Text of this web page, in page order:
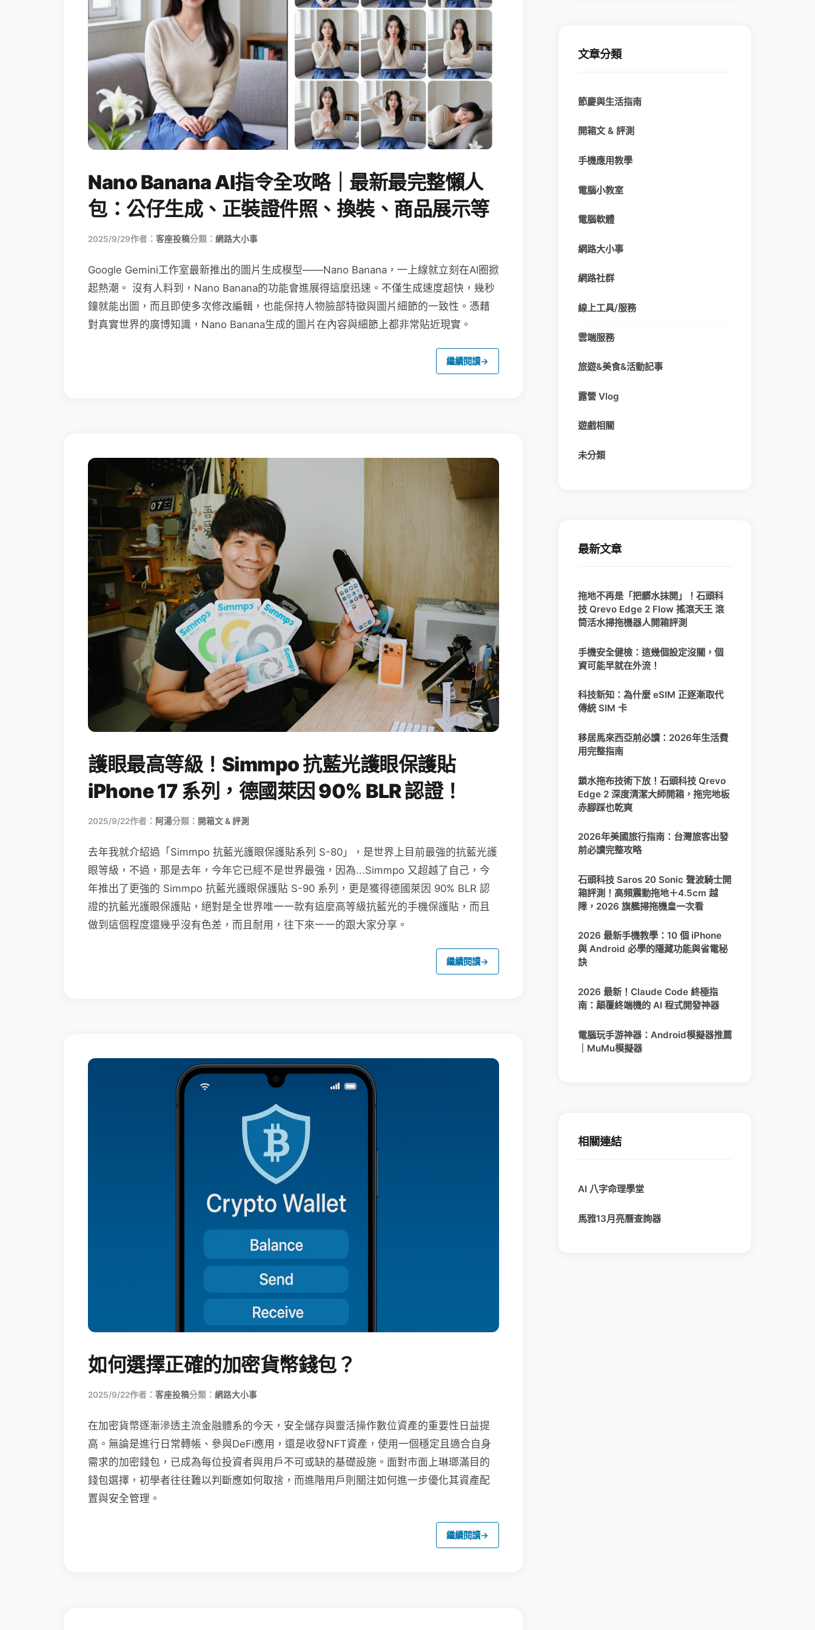
Nano Banana AI指令全攻略｜最新最完整懶人
包：公仔生成、正裝證件照、換裝、商品展示等
2025/9/29作者： 客座投稿分類： 網路大小事
Google Gemini工作室最新推出的圖片生成模型——Nano Banana，一上線就立刻在AI圈掀
起熱潮。 沒有人料到，Nano Banana的功能會進展得這麼迅速。不僅生成速度超快，幾秒
鐘就能出圖，而且即使多次修改編輯，也能保持人物臉部特徵與圖片細節的一致性。憑藉
對真實世界的廣博知識，Nano Banana生成的圖片在內容與細節上都非常貼近現實。
繼續閱讀→
護眼最高等級！Simmpo 抗藍光護眼保護貼
iPhone 17 系列，德國萊因 90% BLR 認證！
2025/9/22作者： 阿湯分類： 開箱文 & 評測
去年我就介紹過「Simmpo 抗藍光護眼保護貼系列 S-80」，是世界上目前最強的抗藍光護
眼等級，不過，那是去年，今年它已經不是世界最強，因為...Simmpo 又超越了自己，今
年推出了更強的 Simmpo 抗藍光護眼保護貼 S-90 系列，更是獲得德國萊因 90% BLR 認
證的抗藍光護眼保護貼，絕對是全世界唯一一款有這麼高等級抗藍光的手機保護貼，而且
做到這個程度還幾乎沒有色差，而且耐用，往下來一一的跟大家分享。
繼續閱讀→
如何選擇正確的加密貨幣錢包？
2025/9/22作者： 客座投稿分類： 網路大小事
在加密貨幣逐漸滲透主流金融體系的今天，安全儲存與靈活操作數位資產的重要性日益提
高。無論是進行日常轉帳、參與DeFi應用，還是收發NFT資產，使用一個穩定且適合自身
需求的加密錢包，已成為每位投資者與用戶不可或缺的基礎設施。面對市面上琳瑯滿目的
錢包選擇，初學者往往難以判斷應如何取捨，而進階用戶則關注如何進一步優化其資產配
置與安全管理。
繼續閱讀→
文章分類
節慶與生活指南
開箱文 & 評測
手機應用教學
電腦小教室
電腦軟體
網路大小事
網路社群
線上工具/服務
雲端服務
旅遊&美食&活動記事
露營 Vlog
遊戲相關
未分類
最新文章
拖地不再是「把髒水抹開」！石頭科
技 Qrevo Edge 2 Flow 搖滾天王 滾
筒活水掃拖機器人開箱評測
手機安全健檢：這幾個設定沒關，個
資可能早就在外流！
科技新知：為什麼 eSIM 正逐漸取代
傳統 SIM 卡
移居馬來西亞前必讀：2026年生活費
用完整指南
鎖水拖布技術下放！石頭科技 Qrevo
Edge 2 深度清潔大師開箱，拖完地板
赤腳踩也乾爽
2026年美國旅行指南：台灣旅客出發
前必讀完整攻略
石頭科技 Saros 20 Sonic 聲波騎士開
箱評測！高頻震動拖地＋4.5cm 越
障，2026 旗艦掃拖機皇一次看
2026 最新手機教學：10 個 iPhone
與 Android 必學的隱藏功能與省電秘
訣
2026 最新！Claude Code 終極指
南：顛覆終端機的 AI 程式開發神器
電腦玩手游神器：Android模擬器推薦
｜MuMu模擬器
相關連結
AI 八字命理學堂
馬雅13月亮曆查詢器